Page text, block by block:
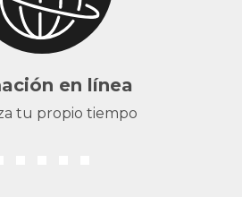
en línea
tu propio tiempo